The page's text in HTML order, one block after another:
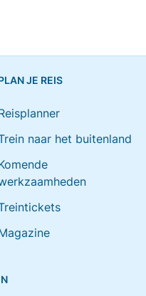
JE REIS
naar het buitenland